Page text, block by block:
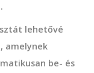
lehetővé
amelynek
be- és